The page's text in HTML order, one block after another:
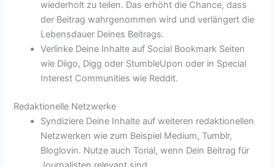
wiederholt zu teilen. Das erhöht die Chance, dass
der Beitrag wahrgenommen wird und verlängert die
Lebensdauer Deines Beitrags.
Verlinke Deine Inhalte auf Social Bookmark Seiten
wie Diigo, Digg oder StumbleUpon oder in Special
Interest Communities wie Reddit.
Redaktionelle Netzwerke
Syndiziere Deine Inhalte auf weiteren redaktionellen
Netzwerken wie zum Beispiel Medium, Tumblr,
Bloglovin. Nutze auch Torial, wenn Dein Beitrag für